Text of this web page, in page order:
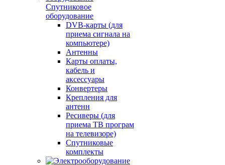
Спутниковое
оборудование
DVB-карты (для
приема сигнала на
компьютере)
Антенны
Карты оплаты,
кабель и
аксессуары
Конвертеры
Крепления для
антенн
Ресиверы (для
приема ТВ програм
на телевизоре)
Спутниковые
комплекты